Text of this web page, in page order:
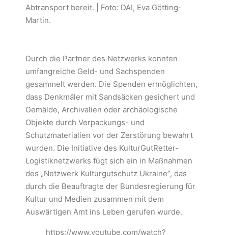
Abtransport bereit. | Foto: DAI, Eva Götting-
Martin.
Durch die Partner des Netzwerks konnten
umfangreiche Geld- und Sachspenden
gesammelt werden. Die Spenden ermöglichten,
dass Denkmäler mit Sandsäcken gesichert und
Gemälde, Archivalien oder archäologische
Objekte durch Verpackungs- und
Schutzmaterialien vor der Zerstörung bewahrt
wurden. Die Initiative des KulturGutRetter-
Logistiknetzwerks fügt sich ein in Maßnahmen
des „Netzwerk Kulturgutschutz Ukraine“, das
durch die Beauftragte der Bundesregierung für
Kultur und Medien zusammen mit dem
Auswärtigen Amt ins Leben gerufen wurde.
https://www.youtube.com/watch?